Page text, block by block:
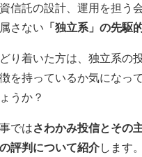
信託の設計、運用を担う
さない 「独立系」の先駆
り着いた方は、独立系の
を持っているか気になっ
うか？
ではさわかみ投信とその
評判について紹介します